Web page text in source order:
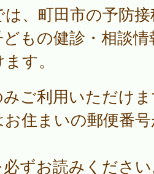
、町田市の予防
もの健診・相談
す。
ご利用いただけ
住まいの郵便番
必ずお読みくださ